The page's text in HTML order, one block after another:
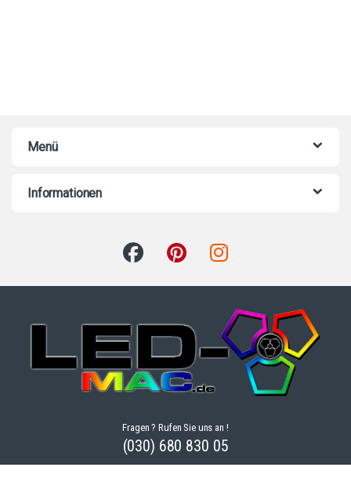
Menü
Informationen
Fragen ? Rufen Sie uns an !
(030) 680 830 05